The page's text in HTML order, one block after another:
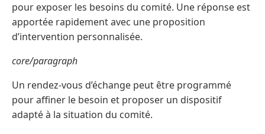
pour exposer les besoins du comité. Une réponse est
apportée rapidement avec une proposition
d’intervention personnalisée.
core/paragraph
Un rendez-vous d’échange peut être programmé
pour affiner le besoin et proposer un dispositif
adapté à la situation du comité.